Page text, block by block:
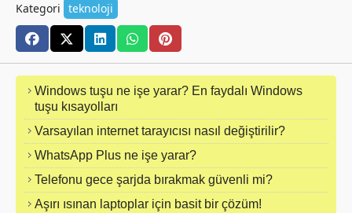
Kategori teknoloji
Windows tuşu ne işe yarar? En faydalı Windows
tuşu kısayolları
Varsayılan internet tarayıcısı nasıl değiştirilir?
WhatsApp Plus ne işe yarar?
Telefonu gece şarjda bırakmak güvenli mi?
Aşırı ısınan laptoplar için basit bir çözüm!